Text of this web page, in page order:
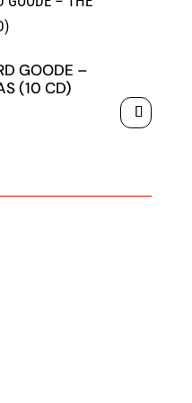
GOODE –
(10 CD)